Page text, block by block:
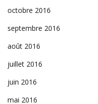
octobre 2016
septembre 2016
août 2016
juillet 2016
juin 2016
mai 2016